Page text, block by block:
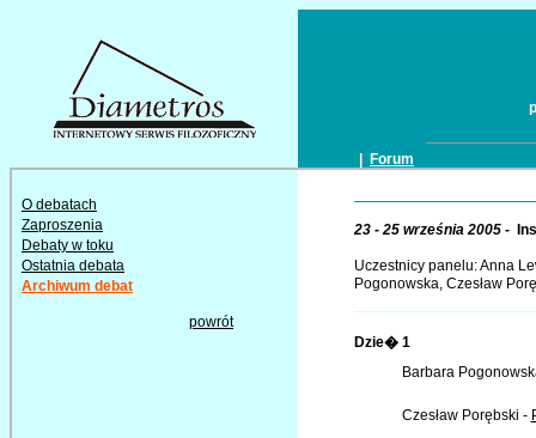
Forum
O debatach
Zaproszenia
Debaty w toku
Ostatnia debata
Archiwum debat
powrót
23 - 25 września 2005-
Uczestnicy panelu: Anna
Pogonowska, Czesław
Dzie� 1
Barbara
Czesław Porębski -